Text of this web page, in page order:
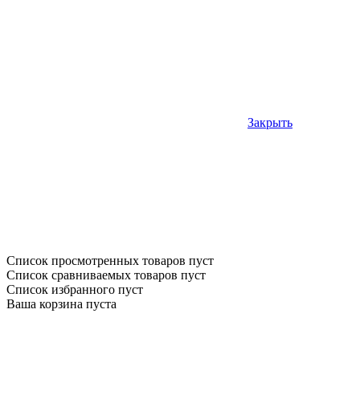
Закрыть
Список просмотренных товаров пуст
Список сравниваемых товаров пуст
Список избранного пуст
Ваша корзина пуста